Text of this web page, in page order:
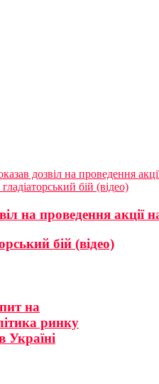
дозвіл на проведення
бій (відео)
на проведення акції
бій (відео)
на
ринку
Україні